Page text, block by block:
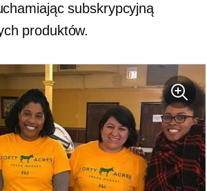
subskrypcyjną
produktów.